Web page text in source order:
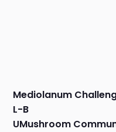
Mediolanum
L-B
UMushroom